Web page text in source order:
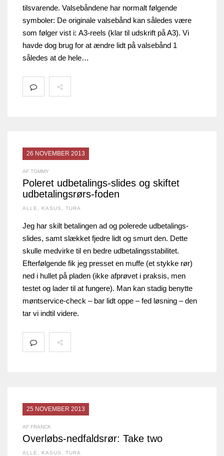
tilsvarende. Valsebåndene har normalt følgende
symboler: De originale valsebånd kan således være
som følger vist i: A3-reels (klar til udskrift på A3). Vi
havde dog brug for at ændre lidt på valsebånd 1
således at de hele…
26 NOVEMBER 2013
AF TOMMY
Poleret udbetalings-slides og skiftet
udbetalingsrørs-foden
ALLE KASUS TURA
Jeg har skilt betalingen ad og polerede udbetalings-
slides, samt slækket fjedre lidt og smurt den. Dette
skulle medvirke til en bedre udbetalingsstabilitet.
Efterfølgende fik jeg presset en muffe (et stykke rør)
ned i hullet på pladen (ikke afprøvet i praksis, men
testet og lader til at fungere). Man kan stadig benytte
møntservice-check – bar lidt oppe – fed løsning – den
tar vi indtil videre.
25 NOVEMBER 2013
AF FRANCK
Overløbs-nedfaldsrør: Take two
ALLE KASUS TURA